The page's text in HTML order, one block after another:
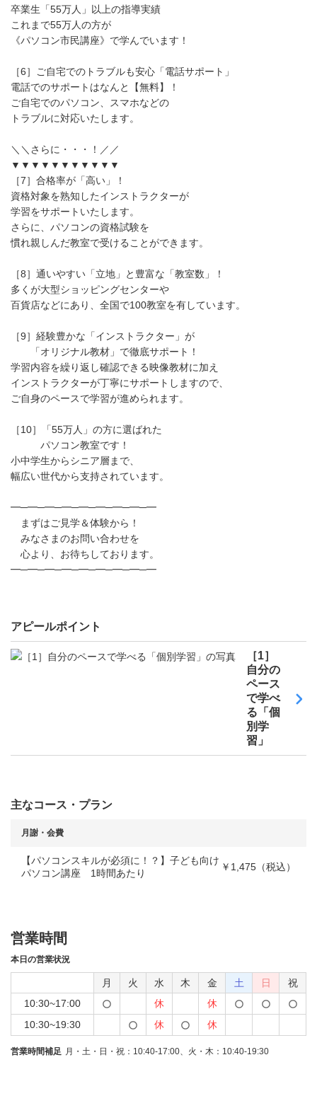
卒業生「55万人」以上の指導実績
これまで55万人の方が
《パソコン市民講座》で学んでいます！
［6］ご自宅でのトラブルも安心「電話サポート」
電話でのサポートはなんと【無料】！
ご自宅でのパソコン、スマホなどの
トラブルに対応いたします。
＼＼さらに・・・！／／
▼▼▼▼▼▼▼▼▼▼▼
［7］合格率が「高い」！
資格対象を熟知したインストラクターが
学習をサポートいたします。
さらに、パソコンの資格試験を
慣れ親しんだ教室で受けることができます。
［8］通いやすい「立地」と豊富な「教室数」！
多くが大型ショッピングセンターや
百貨店などにあり、全国で100教室を有しています。
［9］経験豊かな「インストラクター」が
「オリジナル教材」で徹底サポート！
学習内容を繰り返し確認できる映像教材に加え
インストラクターが丁寧にサポートしますので、
ご自身のペースで学習が進められます。
［10］「55万人」の方に選ばれた
パソコン教室です！
小中学生からシニア層まで、
幅広い世代から支持されています。
━─━─━─━─━─━─━─━─━
まずはご見学＆体験から！
みなさまのお問い合わせを
心より、お待ちしております。
━─━─━─━─━─━─━─━─━
アピールポイント
［1］
自分の
ペース
で学べ
る「個
別学
習」
主なコース・プラン
月謝・会費
【パソコンスキルが必須に！？】子ども向け
パソコン講座 1時間あたり
￥1,475（税込）
営業時間
本日の営業状況
月 火 水 木 金 土 日
祝
10:30~17:00
休
休
10:30~19:30
休 休
営業時間補足 月・土・日・祝：10:40-17:00、火・木：10:40-19:30